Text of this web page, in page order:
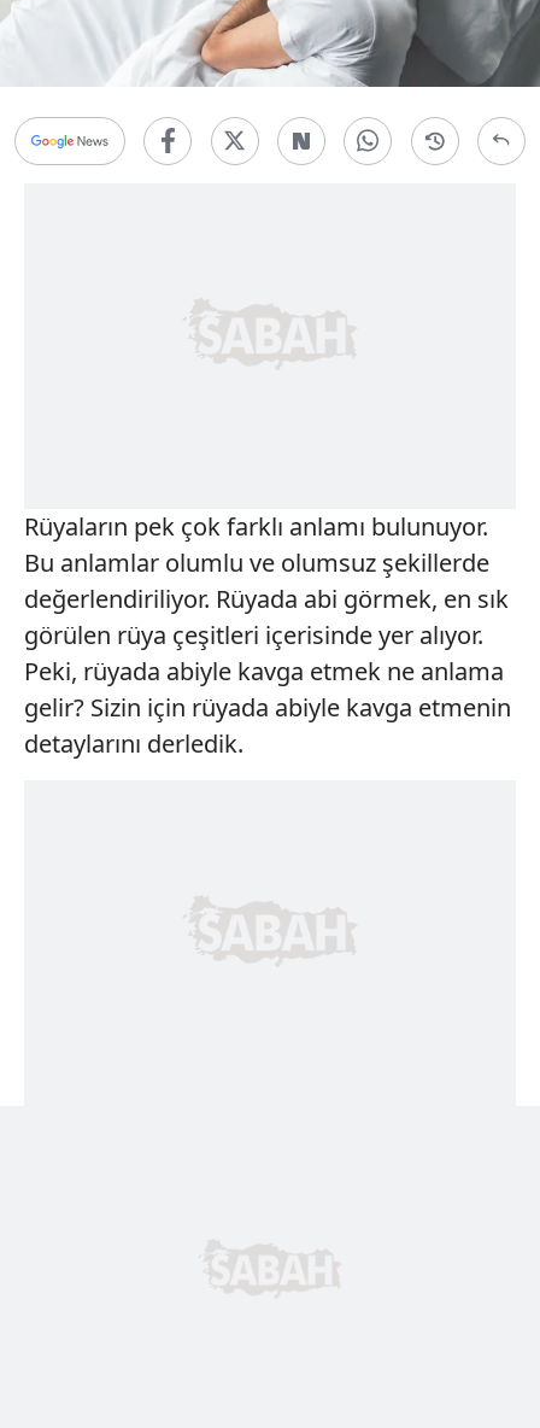
Rüyaların pek çok farklı anlamı bulunuyor.
Bu anlamlar olumlu ve olumsuz şekillerde
değerlendiriliyor. Rüyada abi görmek, en sık
görülen rüya çeşitleri içerisinde yer alıyor.
Peki, rüyada abiyle kavga etmek ne anlama
gelir? Sizin için rüyada abiyle kavga etmenin
detaylarını derledik.